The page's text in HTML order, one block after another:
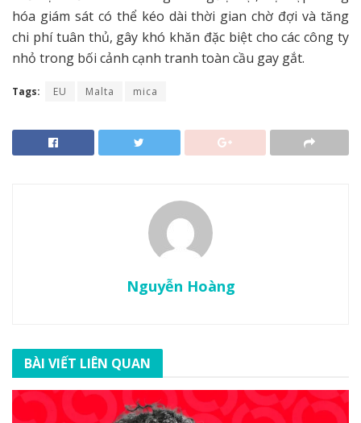
hóa giám sát có thể kéo dài thời gian chờ đợi và tăng
chi phí tuân thủ, gây khó khăn đặc biệt cho các công ty
nhỏ trong bối cảnh cạnh tranh toàn cầu gay gắt.
Tags: EU Malta mica
Nguyễn Hoàng
BÀI VIẾT LIÊN QUAN